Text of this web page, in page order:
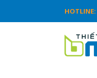
HOTLINE: